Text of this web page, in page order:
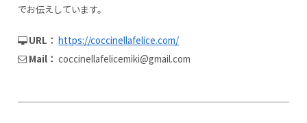
でお伝えしています。
URL： https://coccinellafelice.com/
Mail： coccinellafelicemiki@gmail.com